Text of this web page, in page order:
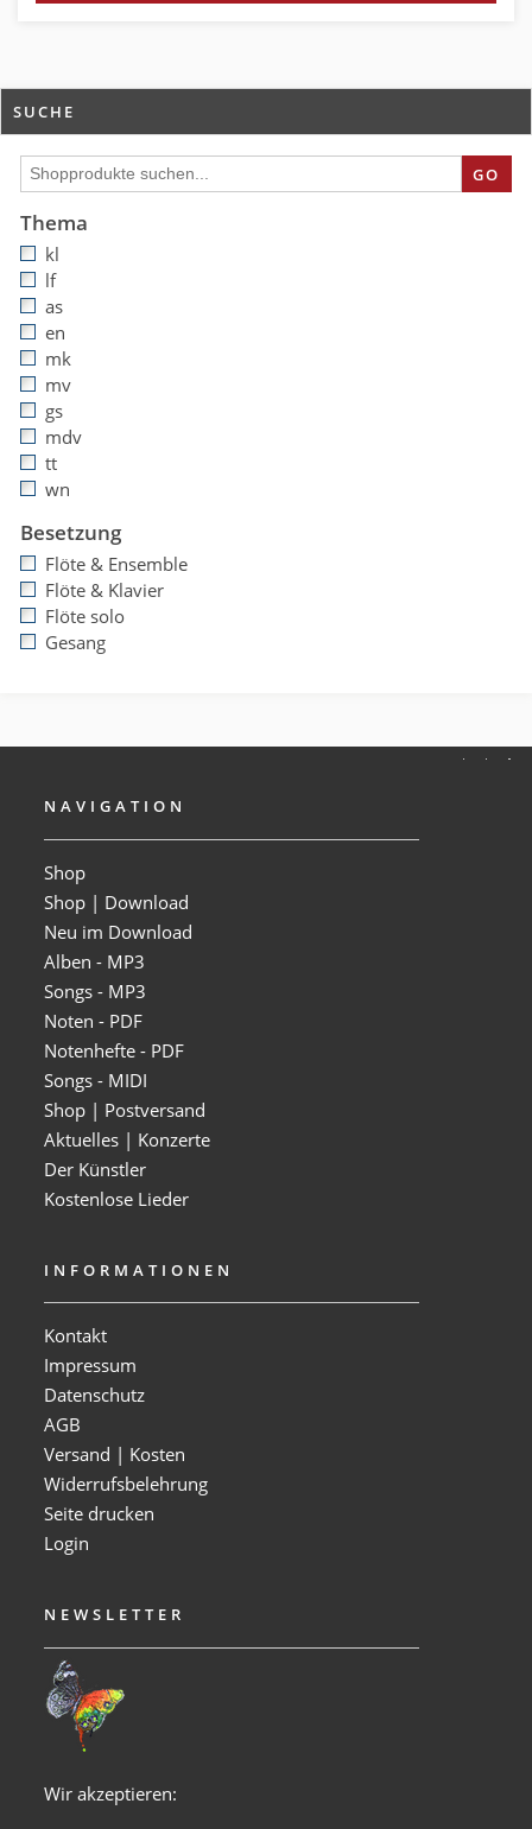
SUCHE
GO
Thema
kl
lf
as
en
mk
mv
gs
mdv
tt
wn
Besetzung
Flöte & Ensemble
Flöte & Klavier
Flöte solo
Gesang
NAVIGATION
Shop
Shop | Download
Neu im Download
Alben - MP3
Songs - MP3
Noten - PDF
Notenhefte - PDF
Songs - MIDI
Shop | Postversand
Aktuelles | Konzerte
Der Künstler
Kostenlose Lieder
INFORMATIONEN
Kontakt
Impressum
Datenschutz
AGB
Versand | Kosten
Widerrufsbelehrung
Seite drucken
Login
NEWSLETTER
Wir akzeptieren: